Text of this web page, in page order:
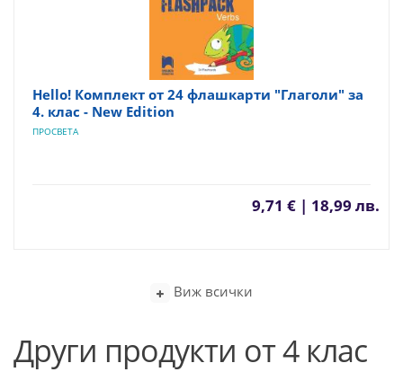
Hello! Комплект от 24 флашкарти "Глаголи" за
4. клас - New Edition
ПРОСВЕТА
9,71 € | 18,99 лв.
Виж всички
Други продукти от 4 клас